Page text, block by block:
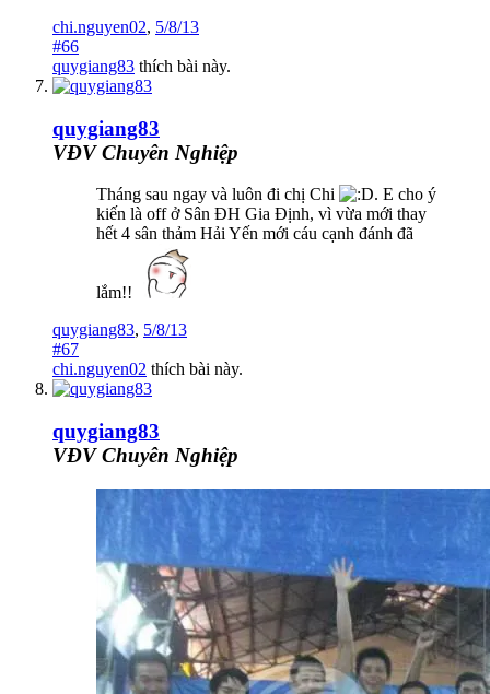
chi.nguyen02, 5/8/13
#66
quygiang83 thích bài này.
quygiang83
VĐV Chuyên Nghiệp
Tháng sau ngay và luôn đi chị Chi
. E cho ý
kiến là off ở Sân ĐH Gia Định, vì vừa mới thay
hết 4 sân thảm Hải Yến mới cáu cạnh đánh đã
lắm!!
quygiang83, 5/8/13
#67
chi.nguyen02 thích bài này.
quygiang83
VĐV Chuyên Nghiệp